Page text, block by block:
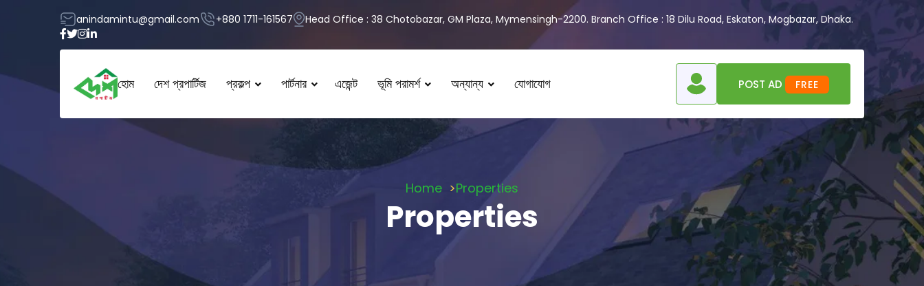
anindamintu@gmail.com +880 1711-161567 Head Office : 38 Chotobazar, GM Plaza, Mymensingh-2200. Branch Office : 18 Dilu Road, Eskaton, Mogbazar, Dhaka.
হোম দেশ প্রপার্টিজ প্রকল্প পার্টনার এজেন্ট ভূমি পরামর্শ অন্যান্য যোগাযোগ POST AD FREE
Home Properties
Properties